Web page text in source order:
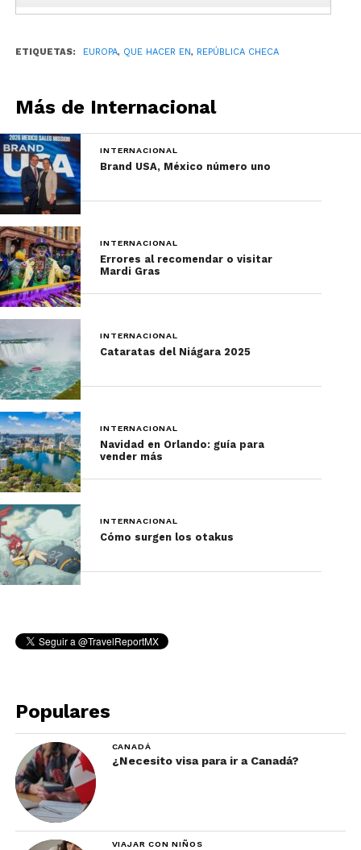
El uso de cubrebocas no es obligatorio para
spas y parques acuáticos. Es importante destacar
.
ETIQUETAS: EUROPA, QUE HACER EN, REPÚBLICA CHECA
Más de Internacional
INTERNACIONAL
Brand USA, México número uno
INTERNACIONAL
Errores al recomendar o visitar
Mardi Gras
INTERNACIONAL
Cataratas del Niágara 2025
INTERNACIONAL
Navidad en Orlando: guía para
vender más
INTERNACIONAL
Cómo surgen los otakus
Populares
CANADÁ
¿Necesito visa para ir a Canadá?
VIAJAR CON NIÑOS